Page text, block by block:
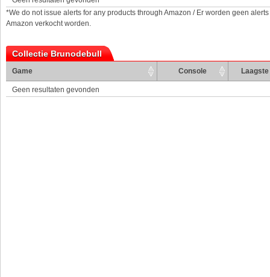
*We do not issue alerts for any products through Amazon / Er worden geen
Amazon verkocht worden.
Collectie Brunodebull
Game Console
Geen resultaten gevonden